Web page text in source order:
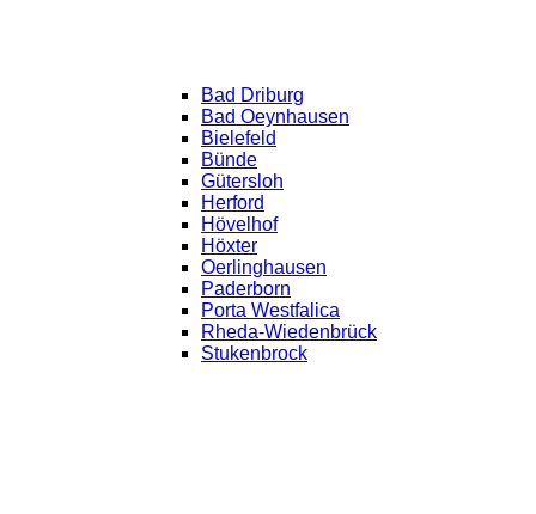
Bad Driburg
Bad Oeynhausen
Bielefeld
Bünde
Gütersloh
Herford
Hövelhof
Höxter
Oerlinghausen
Paderborn
Porta Westfalica
Rheda-Wiedenbrück
Stukenbrock